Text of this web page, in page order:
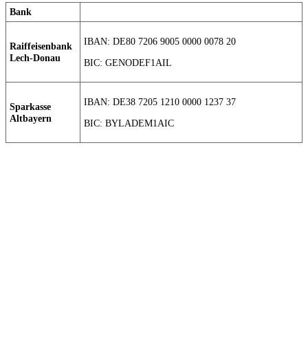
Bank
Raiffeisenbank
Lech-Donau
IBAN: DE80 7206 9005 0000 0078 20
BIC: GENODEF1AIL
Sparkasse
Altbayern
IBAN: DE38 7205 1210 0000 1237 37
BIC: BYLADEM1AIC